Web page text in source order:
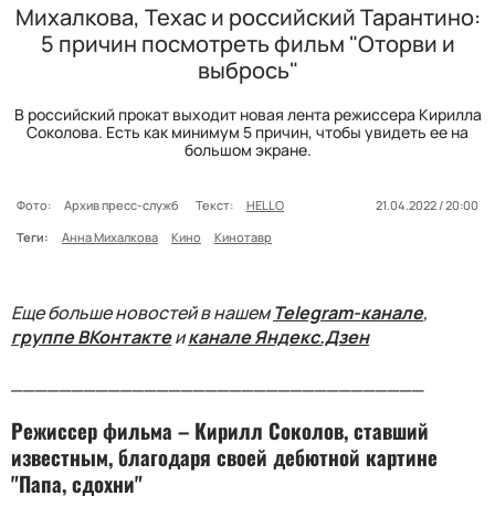
Михалкова, Техас и российский Тарантино:
5 причин посмотреть фильм "Оторви и
выбрось"
В российский прокат выходит новая лента режиссера Кирилла
Соколова. Есть как минимум 5 причин, чтобы увидеть ее на
большом экране.
Фото: Архив пресс-служб Текст: HELLO
21.04.2022 / 20:00
Теги:
Анна Михалкова Кино Кинотавр
Еще больше новостей в нашемTelegram-канале,
группе ВКонтактеиканале Яндекс.Дзен
Режиссер фильма – Кирилл Соколов, ставший
известным, благодаря своей дебютной картине
"Папа, сдохни"